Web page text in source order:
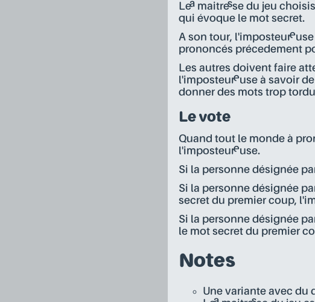
Le·a maitre·sse du jeu
qui évoque le mot secret.
A son tour,
prononcés précedement
Les autres doivent faire
l'imposteur·euse à savoir
donner des mots trop
Le vote
Quand tout le monde à
l'imposteur·euse.
Si la personne désignée
Si la personne désignée
secret du premier coup,
Si la personne désignée
le mot secret du premier
Notes
Une variante avec du